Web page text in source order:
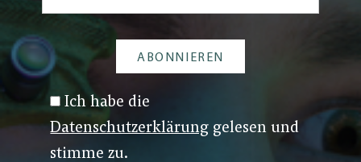
Ich habe die
Datenschutzerklärung gelesen und
stimme zu.